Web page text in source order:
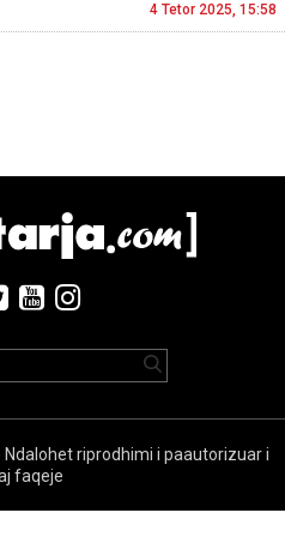
4 Tetor 2025, 15:58
riprodhimi i paautorizuar i
faqeje